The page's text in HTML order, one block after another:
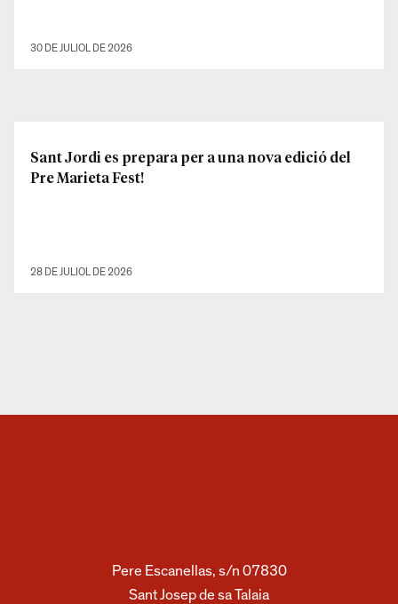
30 DE JULIOL DE 2026
Sant Jordi es prepara per a una nova edició del
Pre Marieta Fest!
28 DE JULIOL DE 2026
Pere Escanellas, s/n 07830
Sant Josep de sa Talaia